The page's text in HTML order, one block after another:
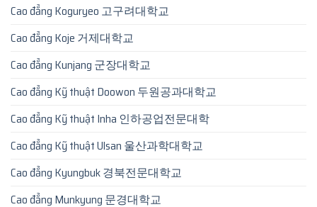
Cao đẳng Koguryeo 고구려대학교
Cao đẳng Koje 거제대학교
Cao đẳng Kunjang 군장대학교
Cao đẳng Kỹ thuật Doowon 두원공과대학교
Cao đẳng Kỹ thuật Inha 인하공업전문대학
Cao đẳng Kỹ thuật Ulsan 울산과학대학교
Cao đẳng Kyungbuk 경북전문대학교
Cao đẳng Munkyung 문경대학교